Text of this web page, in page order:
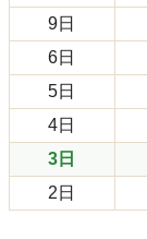
9日
6日
5日
4日
3日
2日